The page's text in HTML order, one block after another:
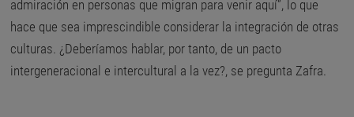
admiración en personas que migran para venir aquí”, lo que
hace que sea imprescindible considerar la integración de otras
culturas. ¿Deberíamos hablar, por tanto, de un pacto
intergeneracional e intercultural a la vez?, se pregunta Zafra.